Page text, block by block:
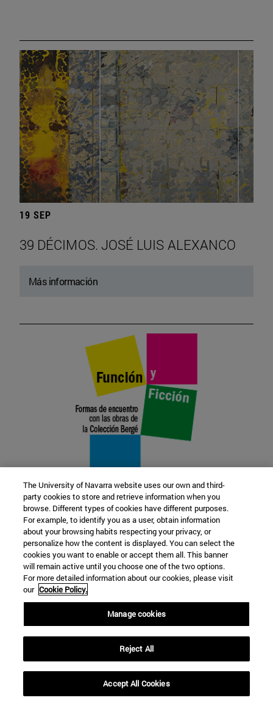
19 SEP
39 DÉCIMOS. JOSÉ LUIS ALEXANCO
Más información
22 SEP
FUNCIÓN Y FICCIÓN. Varios artistas
Más información
The University of Navarra website uses our own and third-
party cookies to store and retrieve information when you
browse. Different types of cookies have different purposes.
For example, to identify you as a user, obtain information
about your browsing habits respecting your privacy, or
personalize how the content is displayed. You can select the
cookies you want to enable or accept them all. This banner
will remain active until you choose one of the two options.
For more detailed information about our cookies, please visit
our Cookie Policy.
Manage cookies
Reject All
Accept All Cookies